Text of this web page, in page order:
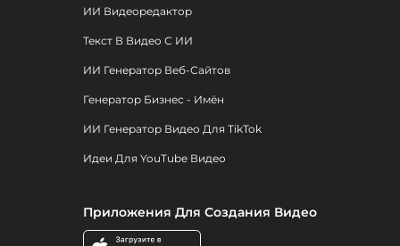
ИИ Видеоредактор
Текст В Видео С ИИ
ИИ Генератор Веб-Сайтов
Генератор Бизнес - Имён
ИИ Генератор Видео Для TikTok
Идеи Для YouTube Видео
Приложения Для Создания Видео